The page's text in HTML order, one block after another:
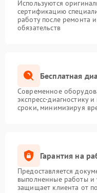
Используются
сертификацию
работу после ремонта
обязательств
Бесплатная
Современное
экспресс-диагностику
сроки, минимизируя
Гарантия на
Предоставляется
выполненные работы и
защищает клиента от